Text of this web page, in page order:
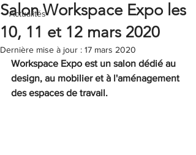
Actualités
Salon Workspace Expo les
10, 11 et 12 mars 2020
Dernière mise à jour : 17 mars 2020
Workspace Expo est un salon dédié au
design, au mobilier et à l'aménagement
des espaces de travail.